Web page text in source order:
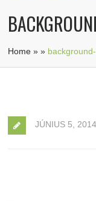
Home »»
JÚNIUS 5, 2014